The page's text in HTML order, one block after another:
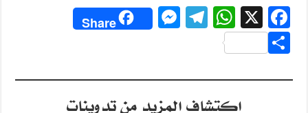
F
a
c
e
X
W
s
A
T
gr
a
M
e
n
Share
ar
اكتشاف المزيد من تدوينات